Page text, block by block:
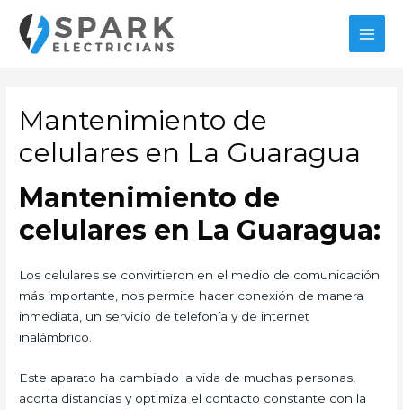
contenido
Mantenimiento de
celulares en La Guaragua
Mantenimiento de
celulares en La Guaragua:
Los celulares se convirtieron en el medio de comunicación
más importante, nos permite hacer conexión de manera
inmediata, un servicio de telefonía y de internet
inalámbrico.
Este aparato ha cambiado la vida de muchas personas,
acorta distancias y optimiza el contacto constante con la